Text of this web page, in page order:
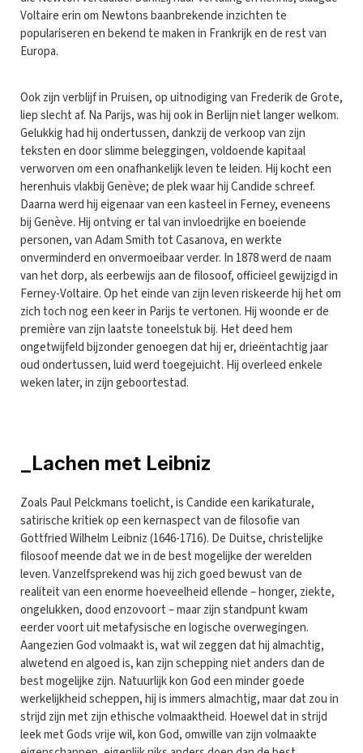
Voltaire erin om Newtons baanbrekende inzichten te
populariseren en bekend te maken in Frankrijk en de rest van
Europa.
Ook zijn verblijf in Pruisen, op uitnodiging van Frederik de Grote,
liep slecht af. Na Parijs, was hij ook in Berlijn niet langer welkom.
Gelukkig had hij ondertussen, dankzij de verkoop van zijn
teksten en door slimme beleggingen, voldoende kapitaal
verworven om een onafhankelijk leven te leiden. Hij kocht een
herenhuis vlakbij Genève; de plek waar hij Candide schreef.
Daarna werd hij eigenaar van een kasteel in Ferney, eveneens
bij Genève. Hij ontving er tal van invloedrijke en boeiende
personen, van Adam Smith tot Casanova, en werkte
onverminderd en onvermoeibaar verder. In 1878 werd de naam
van het dorp, als eerbewijs aan de filosoof, officieel gewijzigd in
Ferney-Voltaire. Op het einde van zijn leven riskeerde hij het om
zich toch nog een keer in Parijs te vertonen. Hij woonde er de
première van zijn laatste toneelstuk bij. Het deed hem
ongetwijfeld bijzonder genoegen dat hij er, drieëntachtig jaar
oud ondertussen, luid werd toegejuicht. Hij overleed enkele
weken later, in zijn geboortestad.
_Lachen met Leibniz
Zoals Paul Pelckmans toelicht, is Candide een karikaturale,
satirische kritiek op een kernaspect van de filosofie van
Gottfried Wilhelm Leibniz (1646-1716). De Duitse, christelijke
filosoof meende dat we in de best mogelijke der werelden
leven. Vanzelfsprekend was hij zich goed bewust van de
realiteit van een enorme hoeveelheid ellende – honger, ziekte,
ongelukken, dood enzovoort – maar zijn standpunt kwam
eerder voort uit metafysische en logische overwegingen.
Aangezien God volmaakt is, wat wil zeggen dat hij almachtig,
alwetend en algoed is, kan zijn schepping niet anders dan de
best mogelijke zijn. Natuurlijk kon God een minder goede
werkelijkheid scheppen, hij is immers almachtig, maar dat zou in
strijd zijn met zijn ethische volmaaktheid. Hoewel dat in strijd
leek met Gods vrije wil, kon God, omwille van zijn volmaakte